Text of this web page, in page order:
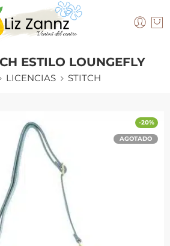
ESTILO LOUNGEFLY
LICENCIAS STITCH
-20%
AGOTADO